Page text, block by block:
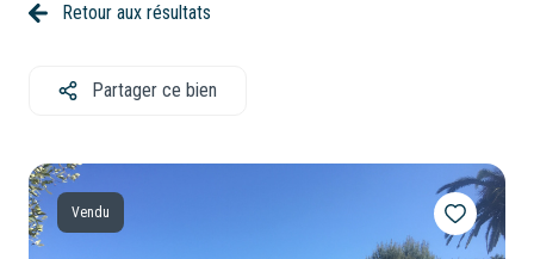
& Villas
Garages
/
Parkings
BIENS
ESTIMATION
Retour aux résultats
Partager ce bien
Vendu